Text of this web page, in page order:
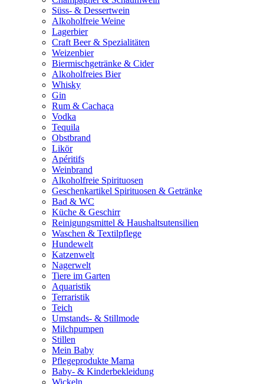
Süss- & Dessertwein
Alkoholfreie Weine
Lagerbier
Craft Beer & Spezialitäten
Weizenbier
Biermischgetränke & Cider
Alkoholfreies Bier
Whisky
Gin
Rum & Cachaça
Vodka
Tequila
Obstbrand
Likör
Apéritifs
Weinbrand
Alkoholfreie Spirituosen
Geschenkartikel Spirituosen & Getränke
Bad & WC
Küche & Geschirr
Reinigungsmittel & Haushaltsutensilien
Waschen & Textilpflege
Hundewelt
Katzenwelt
Nagerwelt
Tiere im Garten
Aquaristik
Terraristik
Teich
Umstands- & Stillmode
Milchpumpen
Stillen
Mein Baby
Pflegeprodukte Mama
Baby- & Kinderbekleidung
Wickeln